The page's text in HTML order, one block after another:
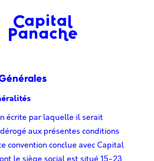
écrite par laquelle il serait
aux présentes conditions
convention conclue avec Capital